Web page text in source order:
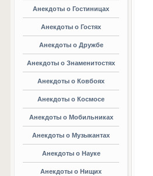
Анекдоты о Гостиницах
Анекдоты о Гостях
Анекдоты о Дружбе
Анекдоты о Знаменитостях
Анекдоты о Ковбоях
Анекдоты о Космосе
Анекдоты о Мобильниках
Анекдоты о Музыкантах
Анекдоты о Науке
Анекдоты о Нищих